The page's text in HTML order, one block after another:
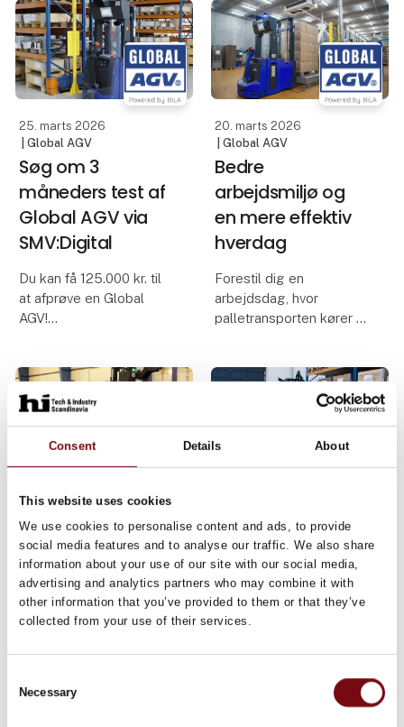
Consent Details About
This website uses cookies
We use cookies to personalise content and ads, to provide
social media features and to analyse our traffic. We also share
information about your use of our site with our social media,
advertising and analytics partners who may combine it with
other information that you’ve provided to them or that they’ve
collected from your use of their services.
Selection
Necessary
125.000 til at afprøve en
Global AGV i din helt
egen produktion. Det er
en fantastisk mulighed
for at låne og test
selvkørende kollega, der
hjælper med at
transportere materialer,
optimere inter
25. marts 2026
| Global AGV
Søg om 3
måneders test af
Global AGV via
SMV:Digital
Du kan få 125.000 kr. til
at afprøve en Global
AGV!
hos SMV:Digital ansøge
om op til 125.000 kr. til at
dække omkostningerne
til lån og test af
20. marts 2026
| Global AGV
Bedre
arbejdsmiljø og
en mere effektiv
hverdag
Forestil dig en
arbejdsdag, hvor
palletransporten kører af
medarbejderne frigøres
fra de lange ensformige
ture og kan i stedet
bruge deres tid og
18. februar 2026
30 % øget
effektivitet – uden
flere hænder
Hvordan løser du en
eksploderer?
Få svar på 2
minutter om din
virksomhed har
AGV-potentiale
investering for jeres
virksomhed? Vi møder